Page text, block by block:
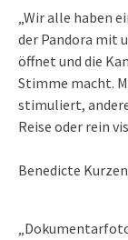
„Wir alle haben
der Pandora mit
öffnet und die
Stimme macht.
stimuliert,
Reise oder rein
Benedicte Kurzen